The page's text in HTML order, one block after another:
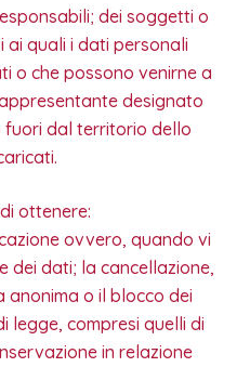
dei soggetti o
quali i dati personali
o che possono venirne a
designato
dal territorio dello
ottenere:
ovvero, quando vi
dei dati; la cancellazione,
anonima o il blocco dei
legge, compresi quelli di
in relazione